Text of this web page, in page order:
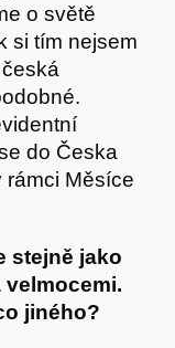
o světě
si tím nejsem
do Česka
rámci Měsíce
stejně jako
velmocemi.
jiného?